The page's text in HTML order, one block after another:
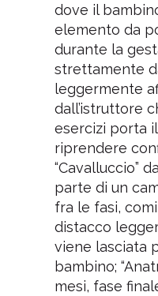
dove il
elemento da
durante la
strettamente
leggermente
dall’istruttore
esercizi porta
riprendere
“Cavalluccio”
parte di un
fra le fasi,
distacco
viene lasciata
bambino;
mesi, fase